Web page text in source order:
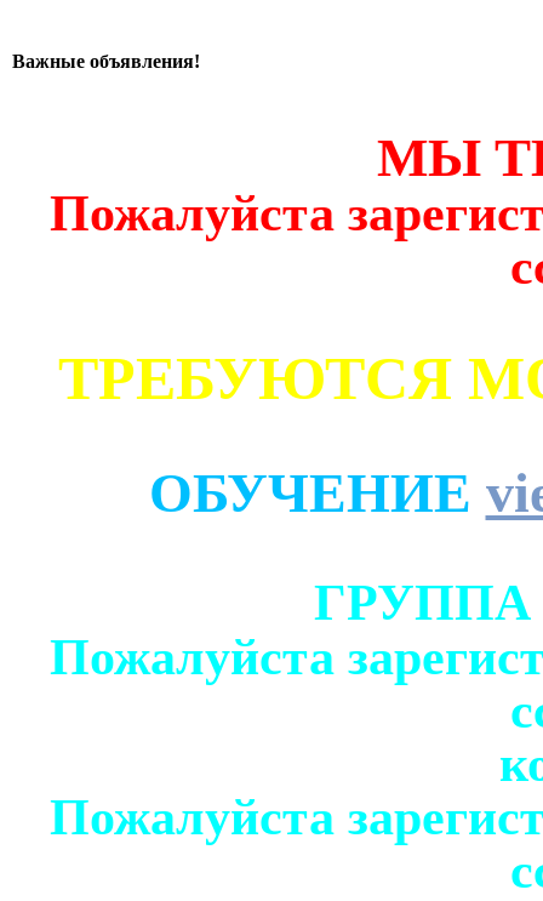
Важные объявления!
МЫ
Пожалуйста
ТРЕБУЮТСЯ
ОБУЧЕНИЕ
Пожалуйста
Пожалуйста